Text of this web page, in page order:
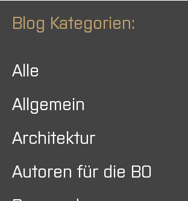
Blog Kategorien:
Alle
Allgemein
Architektur
Autoren für die BO